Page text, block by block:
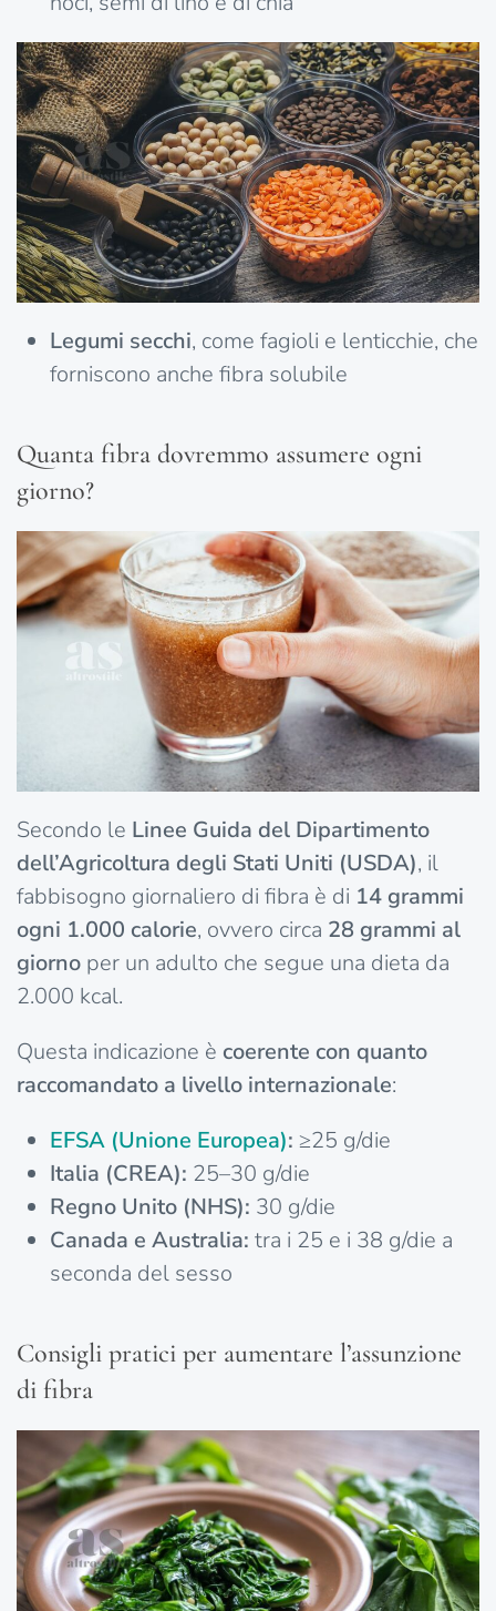
Legumi secchi, come fagioli e lenticchie, che
forniscono anche fibra solubile
Quanta fibra dovremmo assumere ogni
giorno?
Secondo le Linee Guida del Dipartimento
dell’Agricoltura degli Stati Uniti (USDA), il
fabbisogno giornaliero di fibra è di 14 grammi
ogni 1.000 calorie, ovvero circa 28 grammi al
giorno per un adulto che segue una dieta da
2.000 kcal.
Questa indicazione è coerente con quanto
raccomandato a livello internazionale:
EFSA (Unione Europea): ≥25 g/die
Italia (CREA): 25–30 g/die
Regno Unito (NHS): 30 g/die
Canada e Australia: tra i 25 e i 38 g/die a
seconda del sesso
Consigli pratici per aumentare l’assunzione
di fibra